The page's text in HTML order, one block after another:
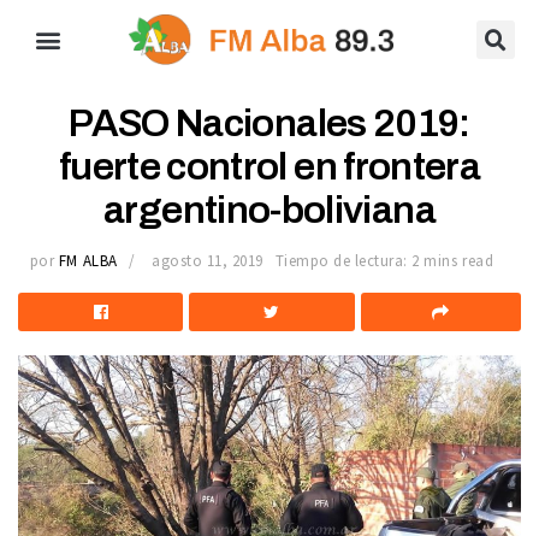
PASO Nacionales 2019:
fuerte control en frontera
argentino-boliviana
por FM ALBA agosto 11, 2019 Tiempo de lectura: 2 mins read